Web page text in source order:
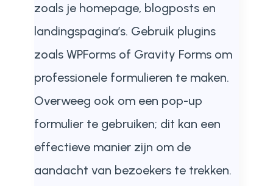
zoals je homepage, blogposts en
landingspagina’s. Gebruik plugins
zoals WPForms of Gravity Forms om
professionele formulieren te maken.
Overweeg ook om een pop-up
formulier te gebruiken; dit kan een
effectieve manier zijn om de
aandacht van bezoekers te trekken.